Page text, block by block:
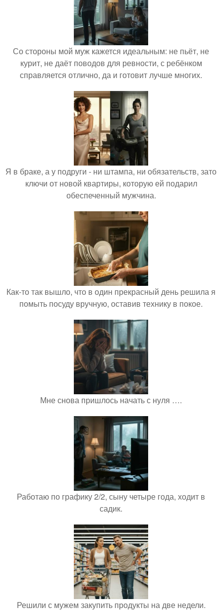
Со стороны мой муж кажется идеальным: не пьёт, не
курит, не даёт поводов для ревности, с ребёнком
справляется отлично, да и готовит лучше многих.
Я в браке, а у подруги - ни штампа, ни обязательств, зато
ключи от новой квартиры, которую ей подарил
обеспеченный мужчина.
Как-то так вышло, что в один прекрасный день решила я
помыть посуду вручную, оставив технику в покое.
Мне снова пришлось начать с нуля ….
Работаю по графику 2/2, сыну четыре года, ходит в
садик.
Решили с мужем закупить продукты на две недели.